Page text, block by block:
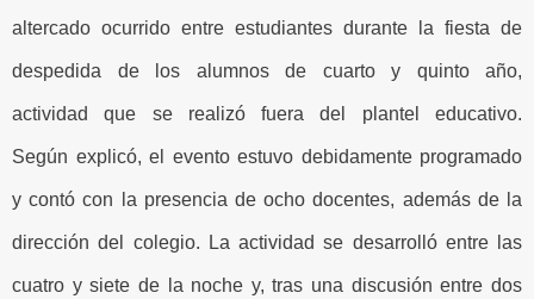
altercado ocurrido entre estudiantes durante la fiesta de
despedida de los alumnos de cuarto y quinto año,
actividad que se realizó fuera del plantel educativo.
Según explicó, el evento estuvo debidamente programado
y contó con la presencia de ocho docentes, además de la
dirección del colegio. La actividad se desarrolló entre las
cuatro y siete de la noche y, tras una discusión entre dos